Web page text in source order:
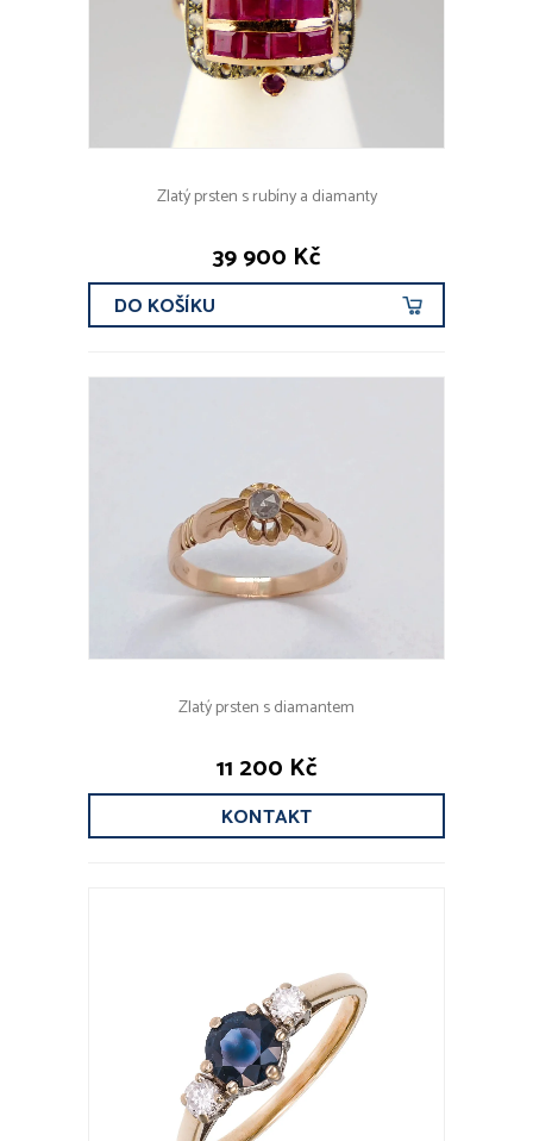
Zlatý prsten s rubíny a diamanty
39 900 Kč
DO KOŠÍKU
Zlatý prsten s diamantem
11 200 Kč
KONTAKT